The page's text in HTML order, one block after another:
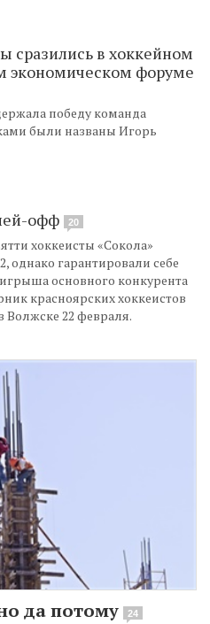
сразились в хоккейном
экономическом форуме
победу команда
были названы Игорь
офф 20
хоккеисты «Сокола»
однако гарантировали себе
основного конкурента
красноярских хоккеистов
Волжске 22 февраля.
да потому 24